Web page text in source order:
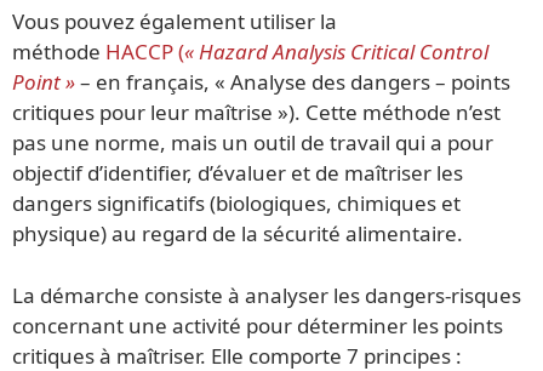
Vous pouvez également utiliser la
méthode HACCP (« Hazard Analysis Critical Control
Point »– en français, « Analyse des dangers – points
critiques pour leur maîtrise »). Cette méthode n’est
pas une norme, mais un outil de travail qui a pour
objectif d’identifier, d’évaluer et de maîtriser les
dangers significatifs (biologiques, chimiques et
physique) au regard de la sécurité alimentaire.
La démarche consiste à analyser les dangers-risques
concernant une activité pour déterminer les points
critiques à maîtriser. Elle comporte 7 principes :